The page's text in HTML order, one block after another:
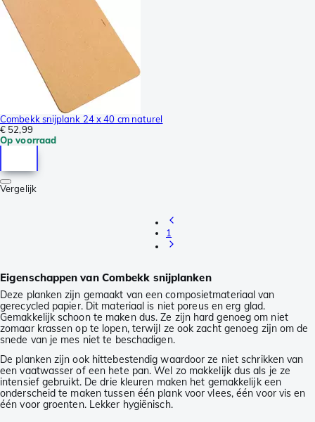
Combekk snijplank 24 x 40 cm naturel
€ 52,99
Op voorraad
Vergelijk
1
Eigenschappen van Combekk snijplanken
Deze planken zijn gemaakt van een composietmateriaal van
gerecycled papier. Dit materiaal is niet poreus en erg glad.
Gemakkelijk schoon te maken dus. Ze zijn hard genoeg om niet
zomaar krassen op te lopen, terwijl ze ook zacht genoeg zijn om de
snede van je mes niet te beschadigen.
De planken zijn ook hittebestendig waardoor ze niet schrikken van
een vaatwasser of een hete pan. Wel zo makkelijk dus als je ze
intensief gebruikt. De drie kleuren maken het gemakkelijk een
onderscheid te maken tussen één plank voor vlees, één voor vis en
één voor groenten. Lekker hygiënisch.